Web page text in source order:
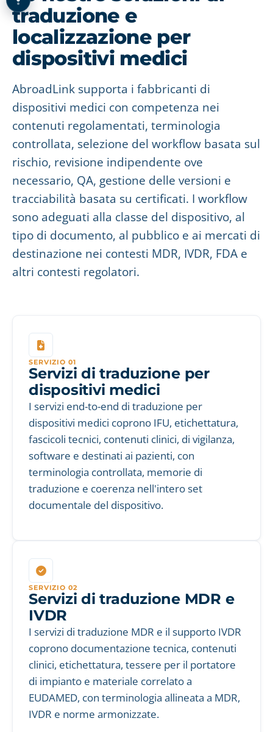
traduzione e
localizzazione per
dispositivi medici
AbroadLink supporta i fabbricanti di
dispositivi medici con competenza nei
contenuti regolamentati, terminologia
controllata, selezione del workflow basata sul
rischio, revisione indipendente ove
necessario, QA, gestione delle versioni e
tracciabilità basata su certificati. I workflow
sono adeguati alla classe del dispositivo, al
tipo di documento, al pubblico e ai mercati di
destinazione nei contesti MDR, IVDR, FDA e
altri contesti regolatori.
SERVIZIO 01
Servizi di traduzione per
dispositivi medici
I servizi end-to-end di traduzione per
dispositivi medici coprono IFU, etichettatura,
fascicoli tecnici, contenuti clinici, di vigilanza,
software e destinati ai pazienti, con
terminologia controllata, memorie di
traduzione e coerenza nell'intero set
documentale del dispositivo.
SERVIZIO 02
Servizi di traduzione MDR e
IVDR
I servizi di traduzione MDR e il supporto IVDR
coprono documentazione tecnica, contenuti
clinici, etichettatura, tessere per il portatore
di impianto e materiale correlato a
EUDAMED, con terminologia allineata a MDR,
IVDR e norme armonizzate.